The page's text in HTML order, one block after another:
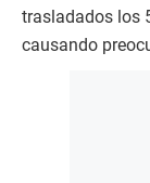
trasladados los
causando